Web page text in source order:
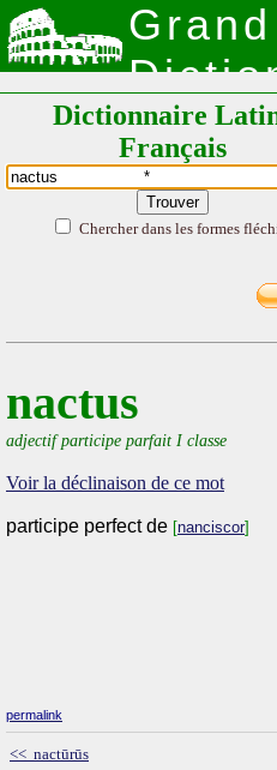
Grand
Latin
Dictionnaire
Français
Chercher dans les formes
nactus
adjectif participe parfait I classe
Voir la déclinaison de ce mot
participe perfect de [nanciscor]
permalink
<< nactūrūs